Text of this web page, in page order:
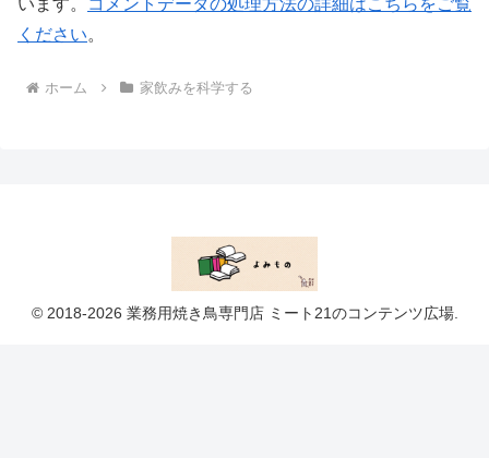
います。
コメントデータの処理方法の詳細はこちらをご覧
ください。
ホーム 家飲みを科学する
© 2018-2026 業務用焼き鳥専門店 ミート21のコンテンツ広場.